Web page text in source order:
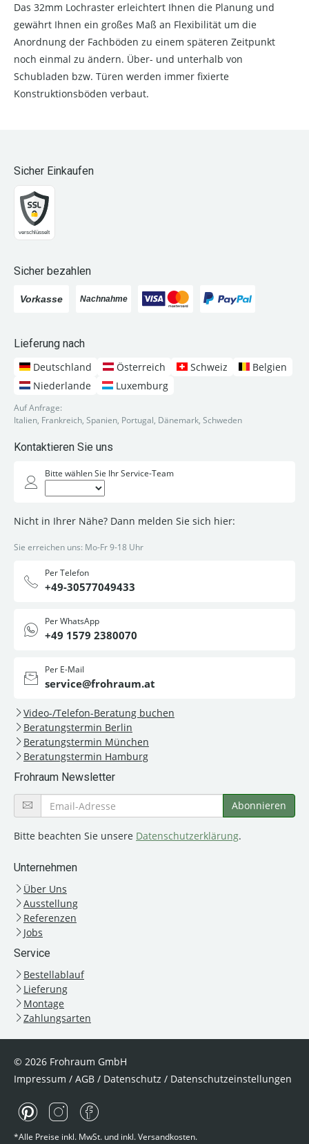
Das 32mm Lochraster erleichtert Ihnen die Planung und
gewährt Ihnen ein großes Maß an Flexibilität um die
Anordnung der Fachböden zu einem späteren Zeitpunkt
noch einmal zu ändern. Über- und unterhalb von
Schubladen bzw. Türen werden immer fixierte
Konstruktionsböden verbaut.
Sicher Einkaufen
Sicher bezahlen
Lieferung nach
Deutschland
Österreich Schweiz
Belgien
Niederlande
Luxemburg
Auf Anfrage:
Italien, Frankreich, Spanien, Portugal, Dänemark, Schweden
Kontaktieren Sie uns
Bitte wählen Sie Ihr Service-Team
Nicht in Ihrer Nähe? Dann melden Sie sich hier:
Sie erreichen uns: Mo-Fr 9-18 Uhr
Per Telefon
+49-30577049433
Per WhatsApp
+49 1579 2380070
Per E-Mail
service@frohraum.at
Video-/Telefon-Beratung buchen
Beratungstermin Berlin
Beratungstermin München
Beratungstermin Hamburg
Frohraum Newsletter
Bitte beachten Sie unsere Datenschutzerklärung.
Unternehmen
Über Uns
Ausstellung
Referenzen
Jobs
Service
Bestellablauf
Lieferung
Montage
Zahlungsarten
© 2026 Frohraum GmbH
Impressum / AGB / Datenschutz / Datenschutzeinstellungen
*Alle Preise inkl. MwSt. und inkl. Versandkosten.